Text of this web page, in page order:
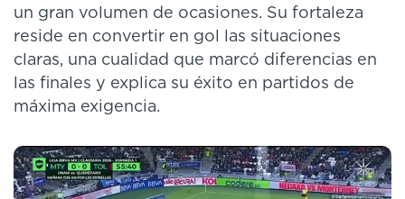
un gran volumen de ocasiones. Su fortaleza
reside en convertir en gol las situaciones
claras, una cualidad que marcó diferencias en
las finales y explica su éxito en partidos de
máxima exigencia.